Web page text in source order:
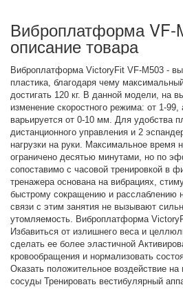
Виброплатформа VF-
описание товара
Виброплатформа VictoryFit VF-M503 -
пластика, благодаря чему
достигать 120 кг. В данной модели, на
изменение скоростного режима: от 1-
варьируется от 0-10 мм. Для удобства
дистанционного управления и 2
нагрузки на руки. Максимальное время
ограничено десятью минутами, но по
сопоставимо с часовой тренировкой в
тренажера основана на вибрациях,
быстрому сокращению и расслаблению
связи с этим занятия не вызывают
утомляемость. Виброплатформа
Избавиться от излишнего веса и
сделать ее более эластичной
кровообращения и нормализовать
Оказать положительное воздействие
сосуды Тренировать вестибулярный